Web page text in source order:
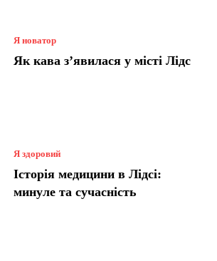
Я новатор
Як кава з’явилася у місті Лідс
Я здоровий
Історія медицини в Лідсі:
минуле та сучасність